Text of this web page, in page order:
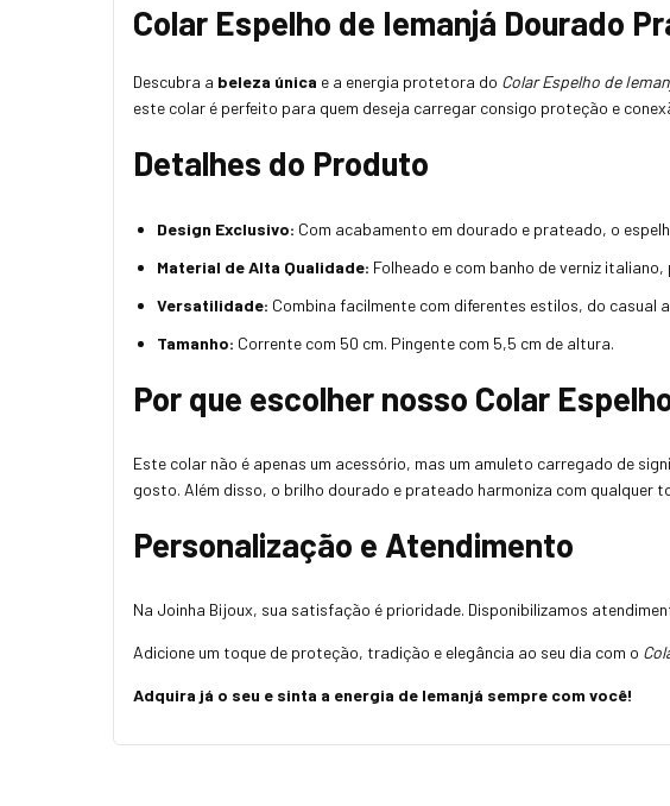
Colar Espelho de Iemanjá Dourado
Descubra a beleza única e a energia protetora do Colar Espelho de
este colar é perfeito para quem deseja carregar consigo proteção e
Detalhes do Produto
Design Exclusivo: Com acabamento em dourado e prateado, o
Material de Alta Qualidade: Folheado e com banho de verniz
Versatilidade: Combina facilmente com diferentes estilos, do casual
Tamanho: Corrente com 50 cm. Pingente com 5,5 cm de altura.
Por que escolher nosso Colar
Este colar não é apenas um acessório, mas um amuleto carregado de
gosto. Além disso, o brilho dourado e prateado harmoniza com qualquer
Personalização e Atendimento
Na Joinha Bijoux, sua satisfação é prioridade. Disponibilizamos
Adicione um toque de proteção, tradição e elegância ao seu dia com o
Adquira já o seu e sinta a energia de Iemanjá sempre com você!